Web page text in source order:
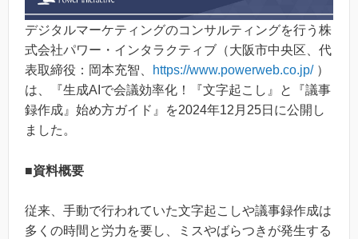
デジタルマーケティングのコンサルティングを行う株
式会社パワー・インタラクティブ（大阪市中央区、代
表取締役：岡本充智、
https://www.powerweb.co.jp/）
は、『生成AIで会議効率化！『文字起こし』と『議事
録作成』始め方ガイド』を2024年12月25日に公開し
ました。
■資料概要
従来、手動で行われていた文字起こしや議事録作成は
多くの時間と労力を要し、ミスやばらつきが発生する